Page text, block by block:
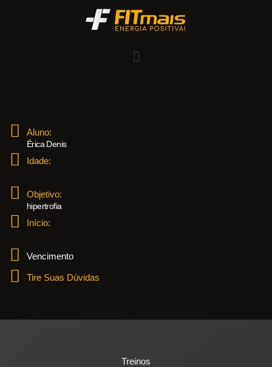
Aluno:
Érica Denis
Idade:
Objetivo:
hipertrofia
Início:
Vencimento
Tire Suas Dúvidas
Treinos